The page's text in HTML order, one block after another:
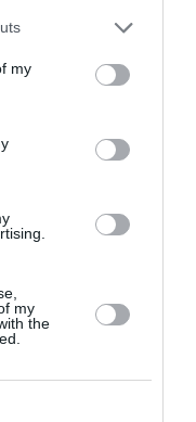
my
my
the
latent de bouton
Thaïlande
Londres Gatwick